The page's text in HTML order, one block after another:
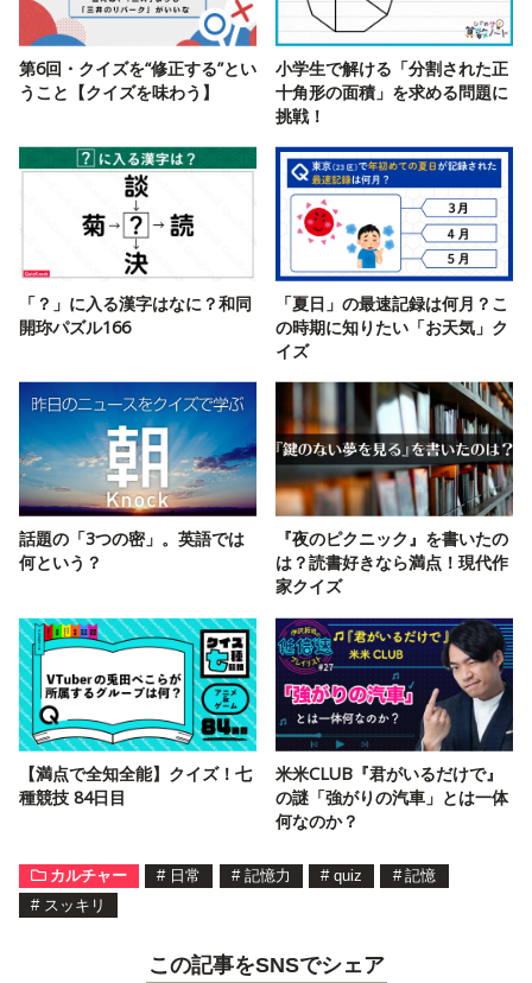
第6回・クイズを“修正する”とい
うこと【クイズを味わう】
小学生で解ける「分割された正
十角形の面積」を求める問題に
挑戦！
「？」に入る漢字はなに？和同
開珎パズル166
「夏日」の最速記録は何月？こ
の時期に知りたい「お天気」ク
イズ
話題の「3つの密」。英語では
何という？
『夜のピクニック』を書いたの
は？読書好きなら満点！現代作
家クイズ
【満点で全知全能】クイズ！七
種競技 84日目
米米CLUB『君がいるだけで』
の謎「強がりの汽車」とは一体
何なのか？
カルチャー # 日常 # 記憶力 # quiz # 記憶
# スッキリ
この記事をSNSでシェア